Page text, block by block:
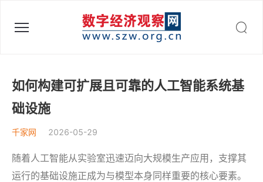
数字经济观察网 - 助力数字中国建设
如何构建可扩展且可靠的人工智能系统基
础设施
千家网 2026-05-29
随着人工智能从实验室迅速迈向大规模生产应用，支撑其
运行的基础设施正成为与模型本身同样重要的核心要素。